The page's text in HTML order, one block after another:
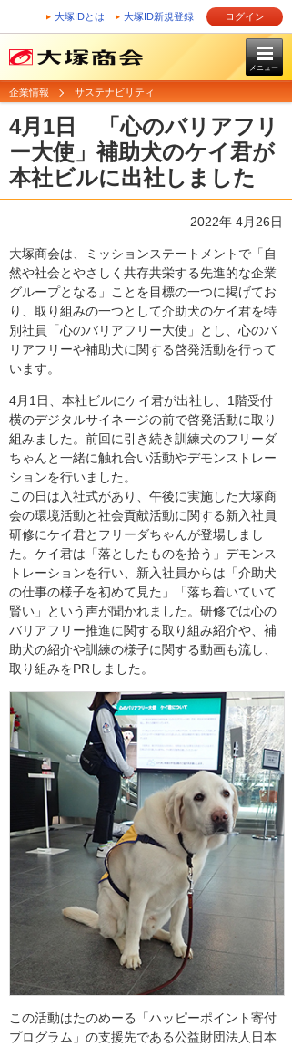
大塚IDとは 大塚ID新規登録 ログイン
メニュー
企業情報 サステナビリティ
4月1日 「心のバリアフリ
ー大使」補助犬のケイ君が
本社ビルに出社しました
2022年 4月26日
大塚商会は、ミッションステートメントで「自
然や社会とやさしく共存共栄する先進的な企業
グループとなる」ことを目標の一つに掲げてお
り、取り組みの一つとして介助犬のケイ君を特
別社員「心のバリアフリー大使」とし、心のバ
リアフリーや補助犬に関する啓発活動を行って
います。
4月1日、本社ビルにケイ君が出社し、1階受付
横のデジタルサイネージの前で啓発活動に取り
組みました。前回に引き続き訓練犬のフリーダ
ちゃんと一緒に触れ合い活動やデモンストレー
ションを行いました。
この日は入社式があり、午後に実施した大塚商
会の環境活動と社会貢献活動に関する新入社員
研修にケイ君とフリーダちゃんが登場しまし
た。ケイ君は「落としたものを拾う」デモンス
トレーションを行い、新入社員からは「介助犬
の仕事の様子を初めて見た」「落ち着いていて
賢い」という声が聞かれました。研修では心の
バリアフリー推進に関する取り組み紹介や、補
助犬の紹介や訓練の様子に関する動画も流し、
取り組みをPRしました。
この活動はたのめーる「ハッピーポイント寄付
プログラム」の支援先である公益財団法人日本